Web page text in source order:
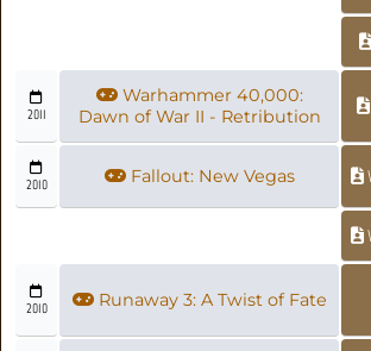
2011
Warhammer 40,000:
Dawn of War II - Retribution
2010 Fallout: New Vegas
2010 Runaway 3: A Twist of Fate